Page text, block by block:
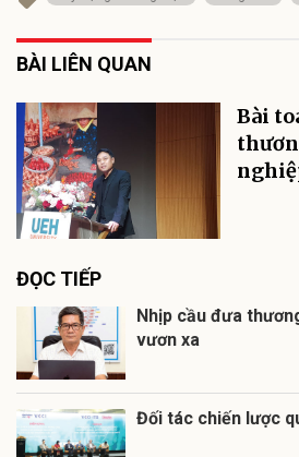
BÀI LIÊN QUAN
Bài
ĐỌC TIẾP
Nhịp cầu đưa
vươn xa
Đối tác chiến lược